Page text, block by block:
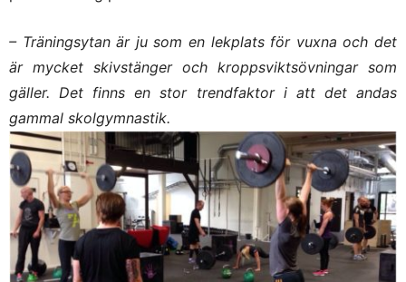
– Träningsytan är ju som en lekplats för vuxna och det
är mycket skivstänger och kroppsviktsövningar som
gäller. Det finns en stor trendfaktor i att det andas
gammal skolgymnastik.